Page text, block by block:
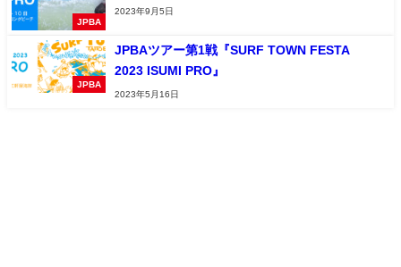
JPBA
2023年9月5日
JPBA
JPBAツアー第1戦『SURF TOWN FESTA
2023 ISUMI PRO』
2023年5月16日